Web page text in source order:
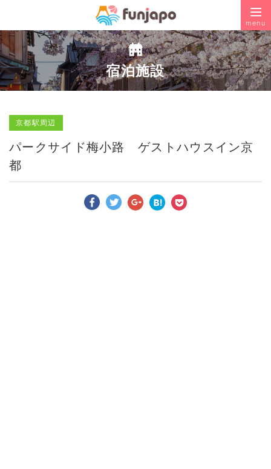
menu
宿泊施設
京都駅周辺
パークサイド梅小路 ゲストハウスイン京
都